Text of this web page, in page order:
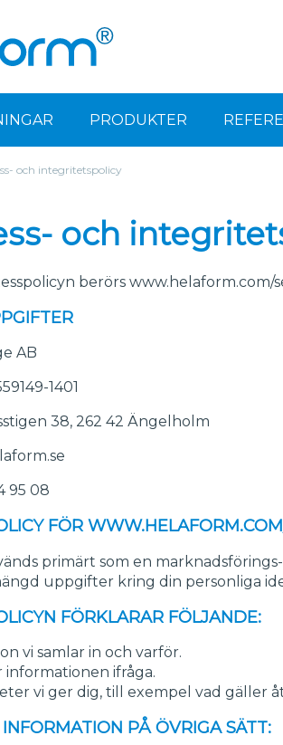
PRODUKTER
och integritetspolicy
och
berörs www.helaform.com/
AB
1401
38, 262 42 Ängelholm
95 08
FÖR
primärt som en
uppgifter kring din personliga
FÖRKLARAR FÖLJANDE:
vi samlar in och varför.
informationen ifråga.
vi ger dig, till exempel vad gäller
PÅ ÖVRIGA SÄTT: